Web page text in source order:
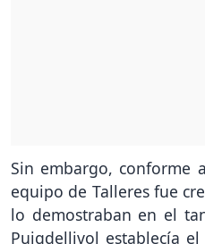
Sin embargo, conforme
equipo de Talleres fue
lo demostraban en el
Puigdellivol establecía